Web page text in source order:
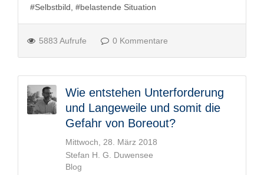
Selbstbild
belastende Situation
5883 Aufrufe 0 Kommentare
Wie entstehen Unterforderung
und Langeweile und somit die
Gefahr von Boreout?
Mittwoch, 28. März 2018
Stefan H. G. Duwensee
Blog